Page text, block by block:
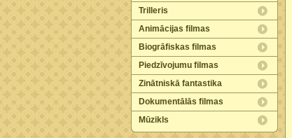
Trilleris
Animācijas filmas
Biogrāfiskas filmas
Piedzīvojumu filmas
Zinātniskā fantastika
Dokumentālās filmas
Mūzikls